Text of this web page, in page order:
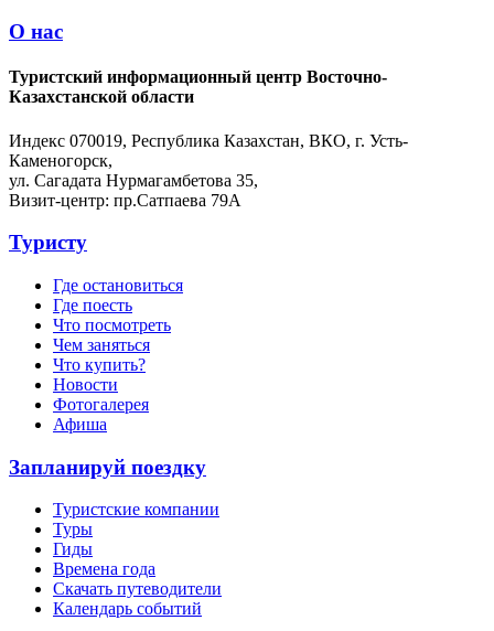
О нас
Туристский информационный центр Восточно-
Казахстанской области
Индекс 070019, Республика Казахстан, ВКО, г. Усть-
Каменогорск,
ул. Сагадата Нурмагамбетова 35,
Визит-центр: пр.Сатпаева 79А
Туристу
Где остановиться
Где поесть
Что посмотреть
Чем заняться
Что купить?
Новости
Фотогалерея
Афиша
Запланируй поездку
Туристские компании
Туры
Гиды
Времена года
Скачать путеводители
Календарь событий